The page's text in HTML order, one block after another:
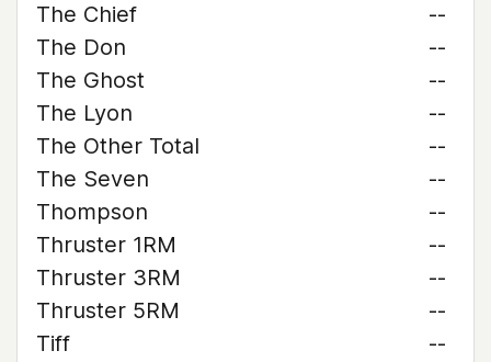
The Chief
--
The Don
--
The Ghost
--
The Lyon
--
The Other Total
--
The Seven
--
Thompson
--
Thruster 1RM
--
Thruster 3RM
--
Thruster 5RM
--
Tiff
--